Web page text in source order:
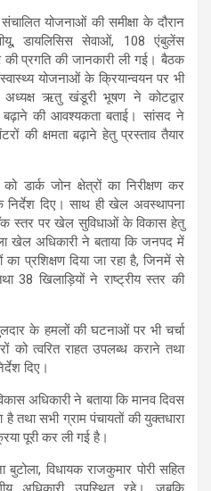
योजनाओं की समीक्षा के दौरान
डायलिसिस सेवाओं, 108 एंबुलेंस
की प्रगति की जानकारी ली गई। बैठक
योजनाओं के क्रियान्वयन पर भी
अध्यक्ष ऋतु खंडूरी भूषण ने कोटद्वार
की आवश्यकता बताई। सांसद ने
की क्षमता बढ़ाने हेतु प्रस्ताव तैयार
डार्क जोन क्षेत्रों का निरीक्षण कर
निर्देश दिए। साथ ही खेल अवस्थापना
स्तर पर खेल सुविधाओं के विकास हेतु
खेल अधिकारी ने बताया कि जनपद में
प्रशिक्षण दिया जा रहा है, जिनमें से
38 खिलाड़ियों ने राष्ट्रीय स्तर की
के हमलों की घटनाओं पर भी चर्चा
को त्वरित राहत उपलब्ध कराने तथा
दिए।
अधिकारी ने बताया कि मानव दिवस
तथा सभी ग्राम पंचायतों की युक्तधारा
पूरी कर ली गई है।
विधायक राजकुमार पोरी सहित